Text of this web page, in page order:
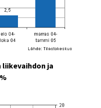
liikevaihdon ja